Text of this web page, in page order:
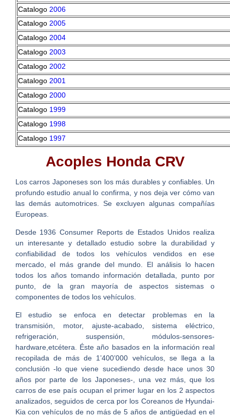
Catalogo2006
Catalogo2005
Catalogo2004
Catalogo2003
Catalogo2002
Catalogo2001
Catalogo2000
Catalogo1999
Catalogo1998
Catalogo1997
Acoples Honda CRV
Los carros Japoneses son los más durables y confiables. Un
profundo estudio anual lo confirma, y nos deja ver cómo van
las demás automotrices. Se excluyen algunas compañías
Europeas.
Desde 1936 Consumer Reports de Estados Unidos realiza
un interesante y detallado estudio sobre la durabilidad y
confiabilidad de todos los vehículos vendidos en ese
mercado, el más grande del mundo. El análisis lo hacen
todos los años tomando información detallada, punto por
punto, de la gran mayoría de aspectos sistemas o
componentes de todos los vehículos.
El estudio se enfoca en detectar problemas en la
transmisión, motor, ajuste-acabado, sistema eléctrico,
refrigeración, suspensión, módulos-sensores-
hardware,etcétera. Éste año basados en la información real
recopilada de más de 1’400’000 vehículos, se llega a la
conclusión -lo que viene sucediendo desde hace unos 30
años por parte de los Japoneses-, una vez más, que los
carros de ese país ocupan el primer lugar en los 2 aspectos
analizados, seguidos de cerca por los Coreanos de Hyundai-
Kia con vehículos de no más de 5 años de antigüedad en el